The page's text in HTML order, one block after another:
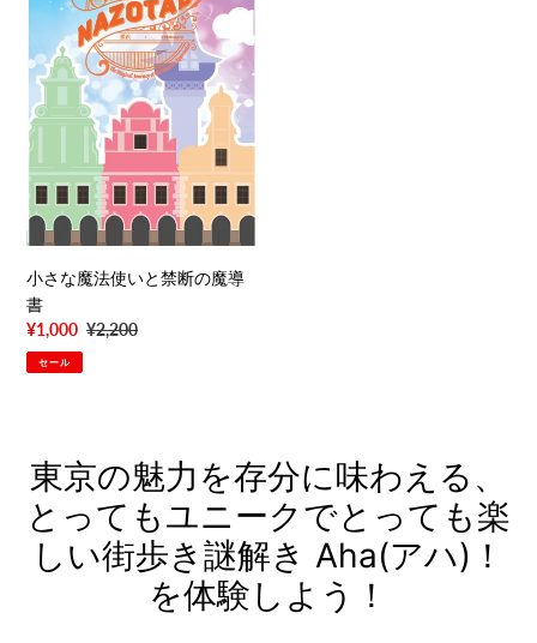
魔
使
い
と
禁
断
の
魔
導
書
小さな魔法使いと禁断の魔導
書
販
売
価
¥1,000 通
¥2,200
セール
東京の魅力を存分に味わえる、
とってもユニークでとっても楽
しい街歩き謎解き Aha(アハ)！
を体験しよう！